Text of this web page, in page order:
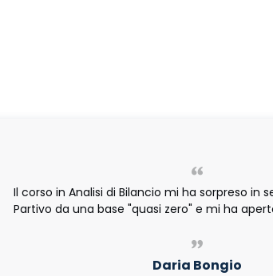
Il corso in Analisi di Bilancio mi ha sorpreso in
Partivo da una base "quasi zero" e mi ha
Daria Bongio